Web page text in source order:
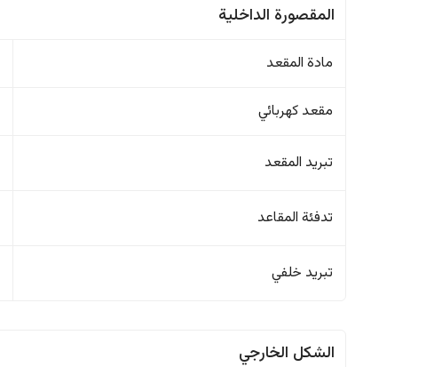
المقصورة الداخلية
مادة المقعد
مقعد كهربائي
تبريد المقعد
تدفئة المقاعد
تبريد خلفي
الشكل الخارجي